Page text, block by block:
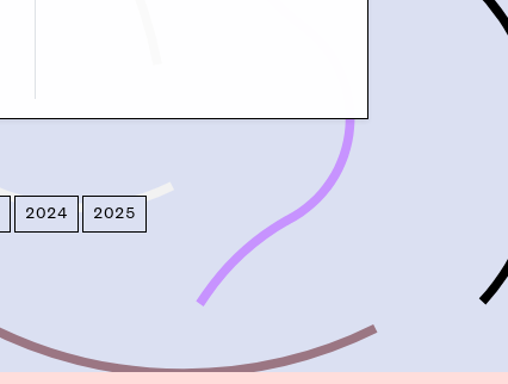
2024 2025